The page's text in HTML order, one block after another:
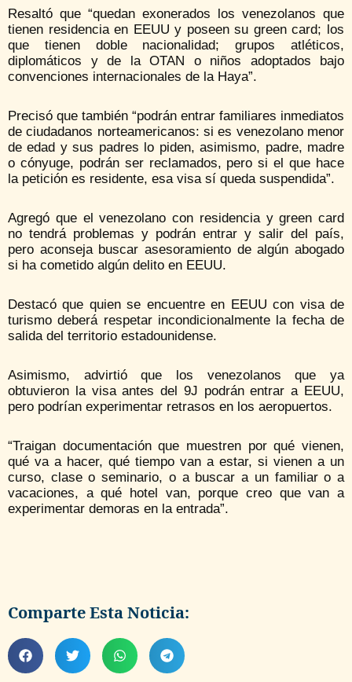
Resaltó que “quedan exonerados los venezolanos que
tienen residencia en EEUU y poseen su green card; los
que tienen doble nacionalidad; grupos atléticos,
diplomáticos y de la OTAN o niños adoptados bajo
convenciones internacionales de la Haya”.
Precisó que también “podrán entrar familiares inmediatos
de ciudadanos norteamericanos: si es venezolano menor
de edad y sus padres lo piden, asimismo, padre, madre
o cónyuge, podrán ser reclamados, pero si el que hace
la petición es residente, esa visa sí queda suspendida”.
Agregó que el venezolano con residencia y green card
no tendrá problemas y podrán entrar y salir del país,
pero aconseja buscar asesoramiento de algún abogado
si ha cometido algún delito en EEUU.
Destacó que quien se encuentre en EEUU con visa de
turismo deberá respetar incondicionalmente la fecha de
salida del territorio estadounidense.
Asimismo, advirtió que los venezolanos que ya
obtuvieron la visa antes del 9J podrán entrar a EEUU,
pero podrían experimentar retrasos en los aeropuertos.
“Traigan documentación que muestren por qué vienen,
qué va a hacer, qué tiempo van a estar, si vienen a un
curso, clase o seminario, o a buscar a un familiar o a
vacaciones, a qué hotel van, porque creo que van a
experimentar demoras en la entrada”.
Comparte Esta Noticia: